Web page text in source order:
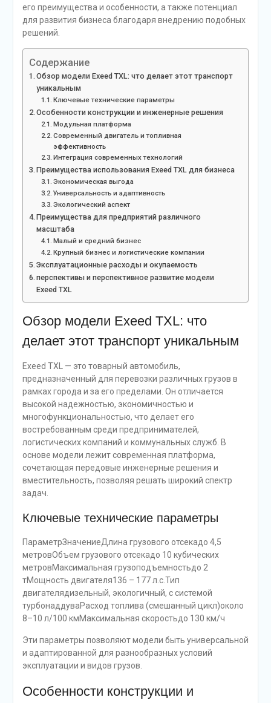
его преимущества и особенности, а также потенциал
для развития бизнеса благодаря внедрению подобных
решений.
Содержание
Обзор модели Exeed TXL: что делает этот транспорт
уникальным
Ключевые технические параметры
Особенности конструкции и инженерные решения
Модульная платформа
Современный двигатель и топливная
эффективность
Интеграция современных технологий
Преимущества использования Exeed TXL для бизнеса
Экономическая выгода
Универсальность и адаптивность
Экологический аспект
Преимущества для предприятий различного
масштаба
Малый и средний бизнес
Крупный бизнес и логистические компании
Эксплуатационные расходы и окупаемость
перспективы и перспективное развитие модели
Exeed TXL
Обзор модели Exeed TXL: что
делает этот транспорт уникальным
Exeed TXL — это товарный автомобиль,
предназначенный для перевозки различных грузов в
рамках города и за его пределами. Он отличается
высокой надежностью, экономичностью и
многофункциональностью, что делает его
востребованным среди предпринимателей,
логистических компаний и коммунальных служб. В
основе модели лежит современная платформа,
сочетающая передовые инженерные решения и
вместительность, позволяя решать широкий спектр
задач.
Ключевые технические параметры
ПараметрЗначениеДлина грузового отсекадо 4,5
метровОбъем грузового отсекaдо 10 кубических
метровМаксимальная грузоподъемностьдо 2
тМощность двигателя136 – 177 л.с.Тип
двигателядизельный, экологичный, с системой
турбонаддуваРасход топлива (смешанный цикл)около
8–10 л/100 кмМаксимальная скоростьдо 130 км/ч
Эти параметры позволяют модели быть универсальной
и адаптированной для разнообразных условий
эксплуатации и видов грузов.
Особенности конструкции и